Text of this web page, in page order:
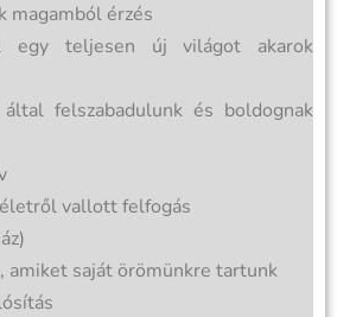
magamból érzés
egy teljesen új világot akarok
felszabadulunk és boldognak
vallott felfogás
amiket saját örömünkre tartunk